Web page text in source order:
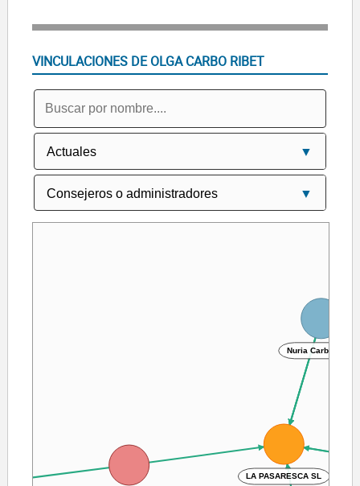
VINCULACIONES DE OLGA CARBO RIBET
LA PASARESCA SL
Nuria Carbo Ribet